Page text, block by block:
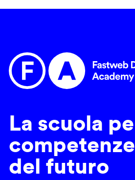
La scuola
del futuro